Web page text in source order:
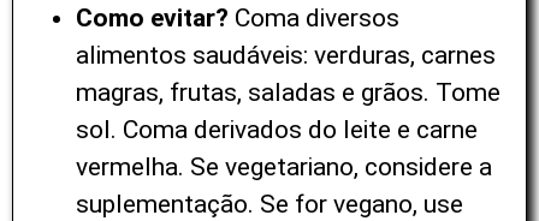
Como evitar? Coma diversos
alimentos saudáveis: verduras, carnes
magras, frutas, saladas e grãos. Tome
sol. Coma derivados do leite e carne
vermelha. Se vegetariano, considere a
suplementação. Se for vegano, use